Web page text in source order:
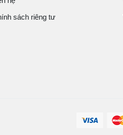
sách riêng tư